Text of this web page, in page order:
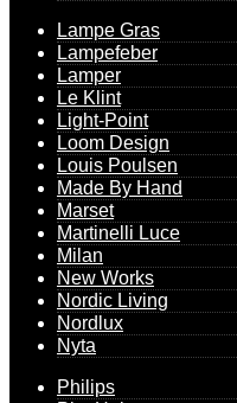
Lampe Gras
Lampefeber
Lamper
Le Klint
Light-Point
Loom Design
Louis Poulsen
Made By Hand
Marset
Martinelli Luce
Milan
New Works
Nordic Living
Nordlux
Nyta
Philips